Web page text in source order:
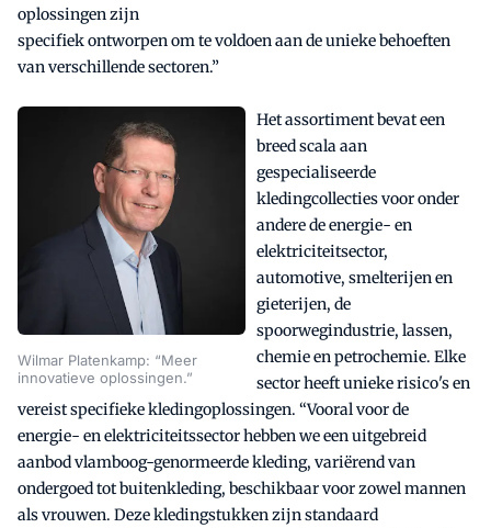
oplossingen zijn
specifiek ontworpen om te voldoen aan de unieke behoeften
van verschillende sectoren.”
Wilmar Platenkamp: “Meer
innovatieve oplossingen.”
Het assortiment bevat een
breed scala aan
gespecialiseerde
kledingcollecties voor onder
andere de energie- en
elektriciteitsector,
automotive, smelterijen en
gieterijen, de
spoorwegindustrie, lassen,
chemie en petrochemie. Elke
sector heeft unieke risico's en
vereist specifieke kledingoplossingen. “Vooral voor de
energie- en elektriciteitssector hebben we een uitgebreid
aanbod vlamboog-genormeerde kleding, variërend van
ondergoed tot buitenkleding, beschikbaar voor zowel mannen
als vrouwen. Deze kledingstukken zijn standaard